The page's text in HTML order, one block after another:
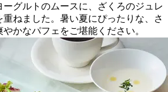
グルトのムースに、ざくろのジュレ
ねました。暑い夏にぴったりな、さ
かなパフェをご堪能ください。